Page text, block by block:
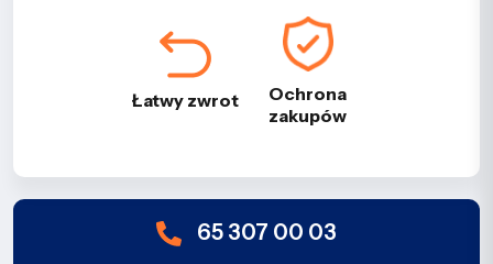
Łatwy zwrot
Ochrona
zakupów
65 307 00 03